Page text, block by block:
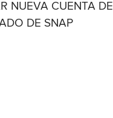
NUEVA CUENTA DE
DE SNAP